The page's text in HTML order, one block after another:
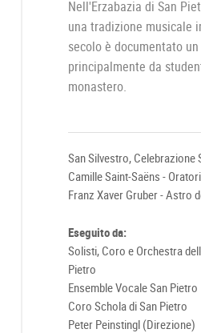
Nell'Erzabazia di San
una tradizione musicale
secolo è documentato
principalmente da
monastero.
San Silvestro, Celebrazione
Camille Saint-Saëns -
Franz Xaver Gruber - Astro
Eseguito da:
Solisti, Coro e Orchestra
Pietro
Ensemble Vocale San Pietro
Coro Schola di San Pietro
Peter Peinstingl (Direzione)